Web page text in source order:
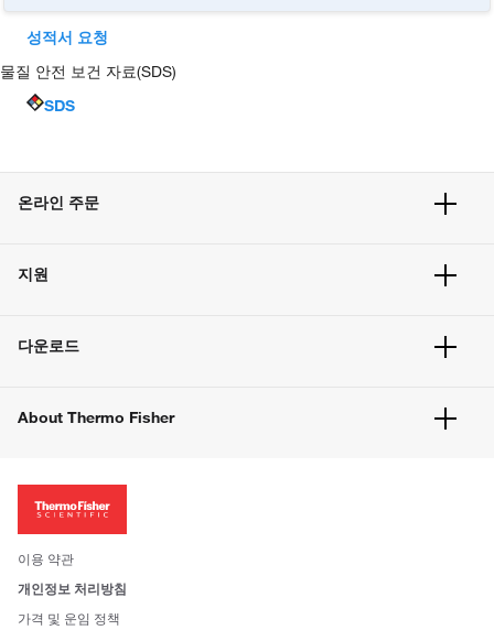
성적서 요청
물질 안전 보건 자료(SDS)
SDS
온라인 주문
주문 방법
벌크 주문
지원
고객 센터
웹사이트 개선사항
다운로드
About Thermo Fisher
투자자
사회적 책임
브랜드
이용 약관
개인정보 처리방침
가격 및 운임 정책